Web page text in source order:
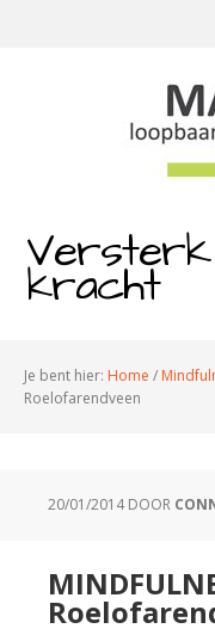
Versterk
kracht
Je bent hier: Home /
Roelofarendveen
20/01/2014DOOR